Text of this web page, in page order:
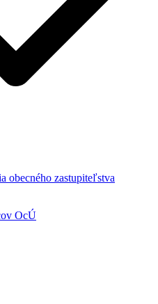
obecného zastupiteľstva
OcÚ